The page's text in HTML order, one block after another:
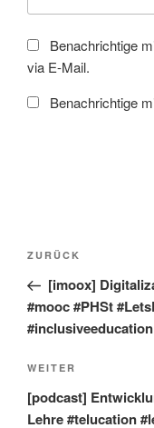
Benachrichtige
via E-Mail.
Benachrichtige
Vorheriger
Beitrag
ZURÜCK
[imoox]
#mooc #PHSt
#inclusiveeducation
Nächster
Beitrag
WEITER
[podcast]
Lehre #telucation